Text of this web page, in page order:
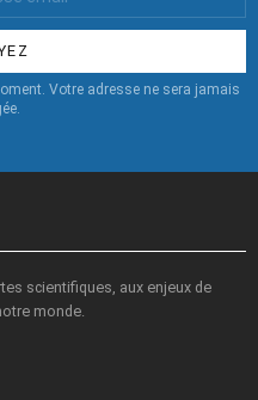
Votre adresse ne sera jamais
scientifiques, aux enjeux de
monde.